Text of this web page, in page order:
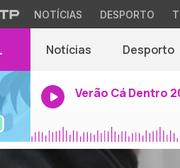
NOTÍCIAS DESPORTO
Notícias Desporto
Verão Cá Dentro